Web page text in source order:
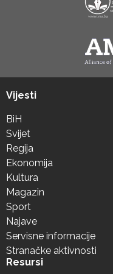
Vijesti
BiH
Svijet
Regija
Ekonomija
Kultura
Magazin
Sport
Najave
Servisne informacije
Stranačke aktivnosti
Resursi